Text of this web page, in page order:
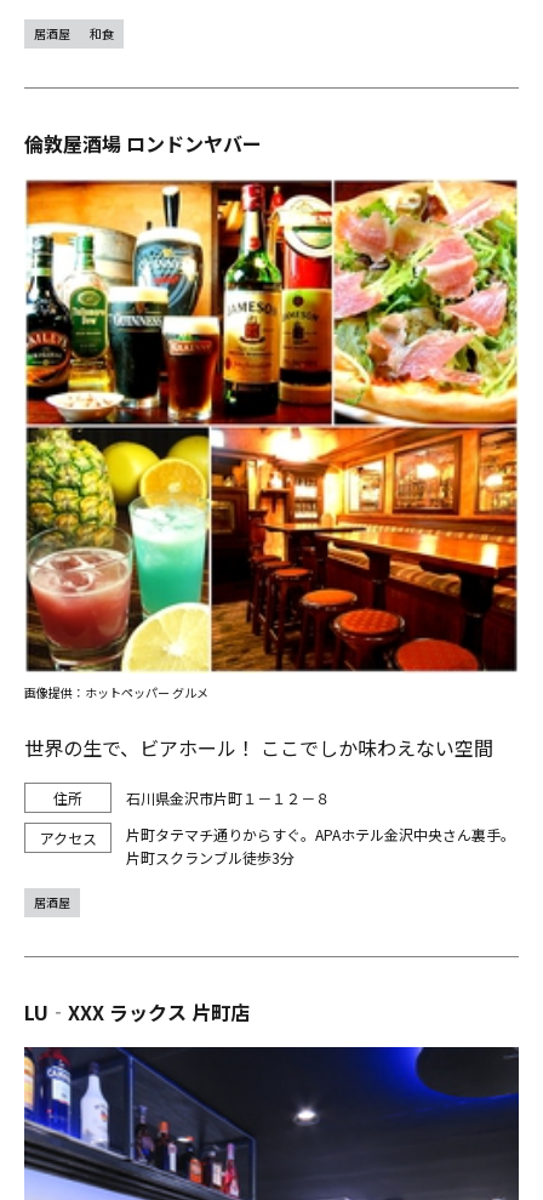
居酒屋 和食
倫敦屋酒場 ロンドンヤバー
世界の生で、ビアホール！ ここでしか味わえない空間
石川県金沢市片町１－１２－８
片町タテマチ通りからすぐ。APAホテル金沢中央さん裏手。
片町スクランブル徒歩3分
画像提供：ホットペッパー グルメ
居酒屋
LU‐XXX ラックス 片町店